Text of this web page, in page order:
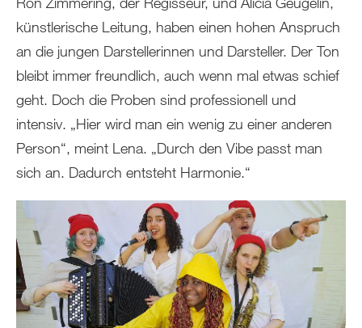
künstlerische Leitung, haben einen hohen Anspruch
an die jungen Darstellerinnen und Darsteller. Der Ton
bleibt immer freundlich, auch wenn mal etwas schief
geht. Doch die Proben sind professionell und
intensiv. „Hier wird man ein wenig zu einer anderen
Person“, meint Lena. „Durch den Vibe passt man
sich an. Dadurch entsteht Harmonie.“